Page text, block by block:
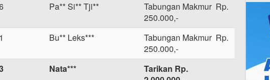
Pa** Si** Tji**
Tabungan Makmur Rp.
250.000,-
Bu** Leks***
Tabungan Makmur Rp.
250.000,-
Nata***
Tarikan Rp.